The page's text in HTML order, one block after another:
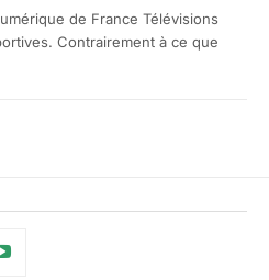
de France Télévisions
Contrairement à ce que